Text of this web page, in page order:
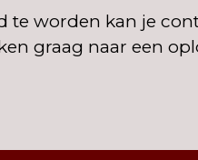
te worden kan je
graag naar een